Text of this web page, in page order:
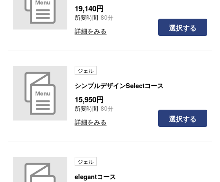
19,140円
所要時間 80分
詳細をみる 選択する
ジェル
シンプルデザインSelectコース
15,950円
所要時間 80分
詳細をみる 選択する
ジェル
elegantコース